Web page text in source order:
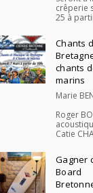
crêperie
25 à
Chants
chants
marins
Marie
Roger
Catie
Gagner
Board